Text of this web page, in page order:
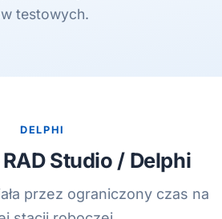
testowych.
DELPHI
Studio / Delphi
przez ograniczony czas na